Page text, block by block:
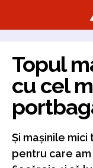
Topul
cu cel
Și mașinile
pentru care